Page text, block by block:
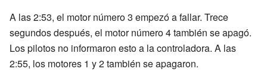
A las 2:53, el motor número 3 empezó a fallar. Trece
segundos después, el motor número 4 también se apagó.
Los pilotos no informaron esto a la controladora. A las
2:55, los motores 1 y 2 también se apagaron.